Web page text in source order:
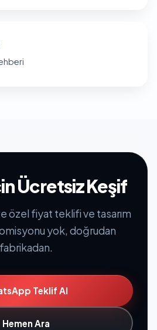
Ücretsiz Keşif
özel fiyat teklifi ve tasarım
yok, doğrudan
fabrikadan.
Teklif Al
Hemen Ara